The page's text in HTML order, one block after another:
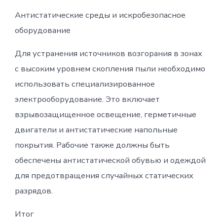
Антистатические среды и искробезопасное
оборудование
Для устранения источников возгорания в зонах
с высоким уровнем скопления пыли необходимо
использовать специализированное
электрооборудование. Это включает
взрывозащищенное освещение, герметичные
двигатели и антистатические напольные
покрытия. Рабочие также должны быть
обеспечены антистатической обувью и одеждой
для предотвращения случайных статических
разрядов.
Итог